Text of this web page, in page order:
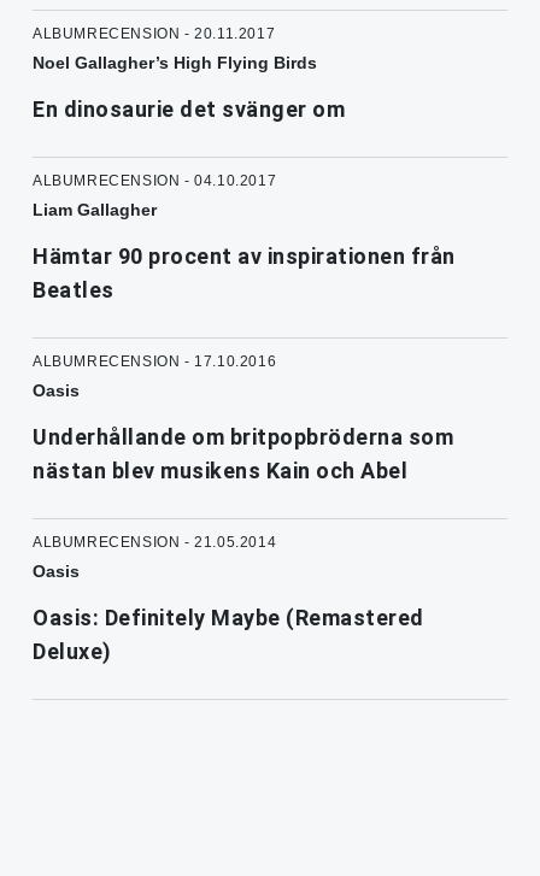
ALBUMRECENSION - 20.11.2017
Noel Gallagher’s High Flying Birds
En dinosaurie det svänger om
ALBUMRECENSION - 04.10.2017
Liam Gallagher
Hämtar 90 procent av inspirationen från
Beatles
ALBUMRECENSION - 17.10.2016
Oasis
Underhållande om britpopbröderna som
nästan blev musikens Kain och Abel
ALBUMRECENSION - 21.05.2014
Oasis
Oasis: Definitely Maybe (Remastered
Deluxe)